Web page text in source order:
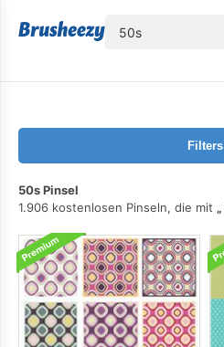
Filters
50s Pinsel
1.906 kostenlosen Pinseln, die mit